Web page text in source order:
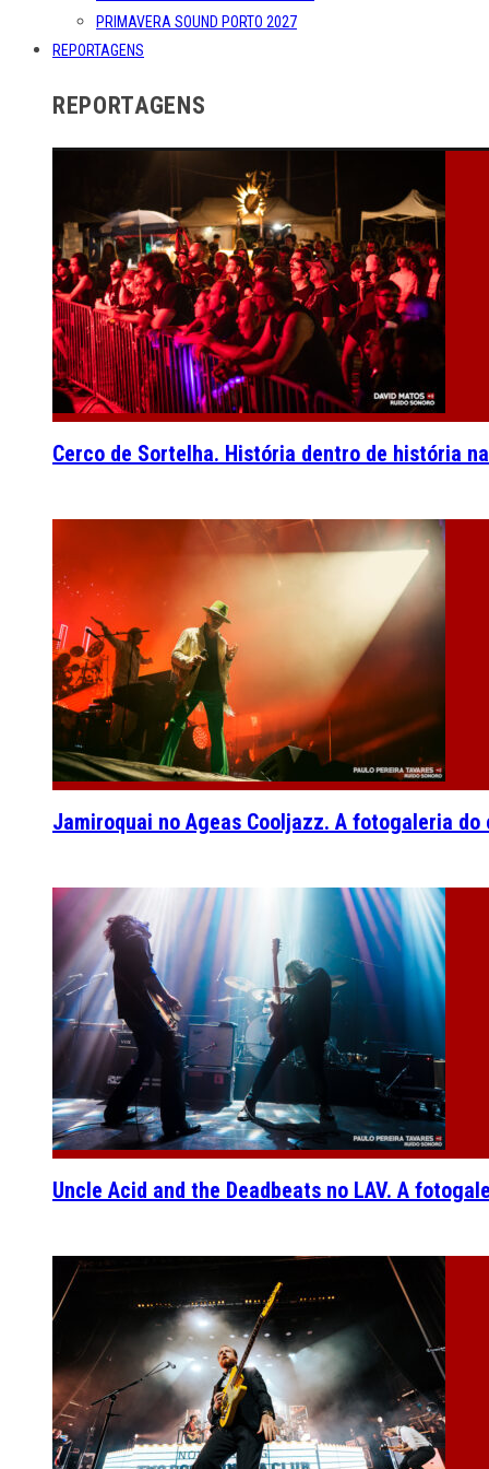
PRIMAVERA SOUND PORTO 2027
REPORTAGENS
REPORTAGENS
Cerco de Sortelha. História dentro de história
Jamiroquai no Ageas Cooljazz. A fotogaleria do
Uncle Acid and the Deadbeats no LAV. A